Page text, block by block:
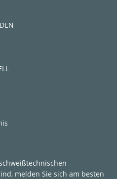
melden Sie sich am besten